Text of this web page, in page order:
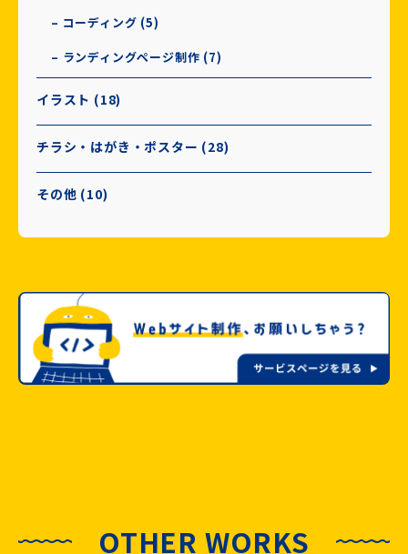
– コーディング (5)
– ランディングページ制作 (7)
イラスト (18)
チラシ・はがき・ポスター (28)
その他 (10)
OTHER WORKS